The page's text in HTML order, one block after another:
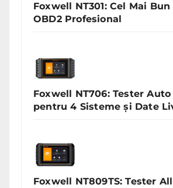
Foxwell NT301: Cel Mai
OBD2 Profesional
Foxwell NT706: Tester
pentru 4 Sisteme și Date
Foxwell NT809TS: Tester